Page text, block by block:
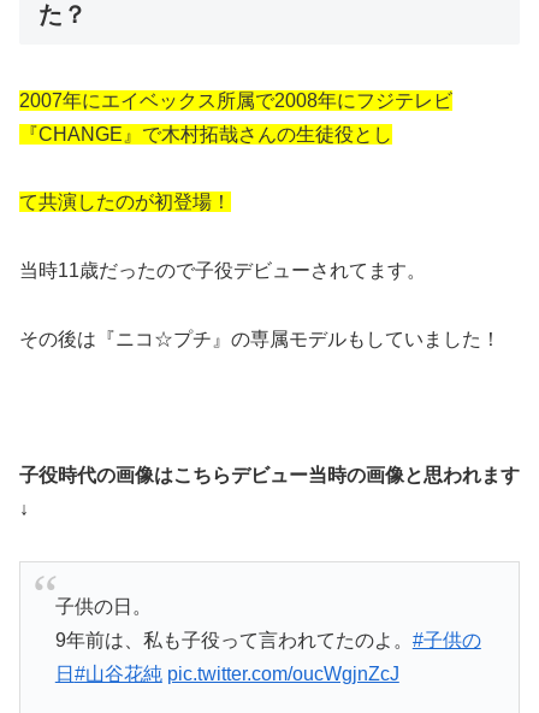
た？
2007年にエイベックス所属で2008年にフジテレビ
『CHANGE』で木村拓哉さんの生徒役とし
て共演したのが初登場！
当時11歳だったので子役デビューされてます。
その後は『ニコ☆プチ』の専属モデルもしていました！
子役時代の画像はこちらデビュー当時の画像と思われます
↓
子供の日。
9年前は、私も子役って言われてたのよ。 #子供の
日 #山谷花純 pic.twitter.com/oucWgjnZcJ